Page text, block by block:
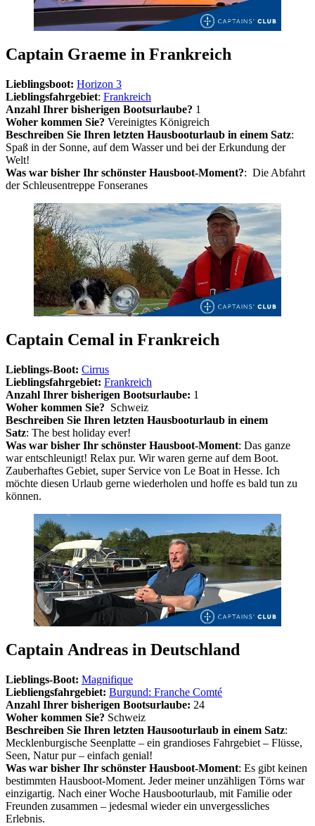
Captain Graeme in Frankreich
Lieblingsboot: Horizon 3
Lieblingsfahrgebiet: Frankreich
Anzahl Ihrer bisherigen Bootsurlaube? 1
Woher kommen Sie? Vereinigtes Königreich
Beschreiben Sie Ihren letzten Hausbooturlaub in einem Satz:
Spaß in der Sonne, auf dem Wasser und bei der Erkundung der
Welt!
Was war bisher Ihr schönster Hausboot-Moment?: Die Abfahrt
der Schleusentreppe Fonseranes
Captain Cemal in Frankreich
Lieblings-Boot: Cirrus
Lieblingsfahrgebiet: Frankreich
Anzahl Ihrer bisherigen Bootsurlaube: 1
Woher kommen Sie? Schweiz
Beschreiben Sie Ihren letzten Hausbooturlaub in einem
Satz: The best holiday ever!
Was war bisher Ihr schönster Hausboot-Moment: Das ganze
war entschleunigt! Relax pur. Wir waren gerne auf dem Boot.
Zauberhaftes Gebiet, super Service von Le Boat in Hesse. Ich
möchte diesen Urlaub gerne wiederholen und hoffe es bald tun zu
können.
Captain Andreas in Deutschland
Lieblings-Boot: Magnifique
Liebliengsfahrgebiet: Burgund: Franche Comté
Anzahl Ihrer bisherigen Bootsurlaube: 24
Woher kommen Sie? Schweiz
Beschreiben Sie Ihren letzten Hausooturlaub in einem Satz:
Mecklenburgische Seenplatte – ein grandioses Fahrgebiet – Flüsse,
Seen, Natur pur – einfach genial!
Was war bisher Ihr schönster Hausboot-Moment: Es gibt keinen
bestimmten Hausboot-Moment. Jeder meiner unzähligen Törns war
einzigartig. Nach einer Woche Hausbooturlaub, mit Familie oder
Freunden zusammen – jedesmal wieder ein unvergessliches
Erlebnis.